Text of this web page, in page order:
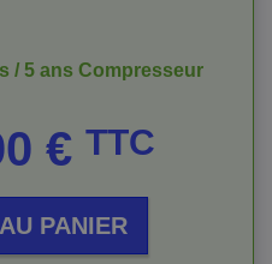
/ 5 ans Compresseur
€ TTC
PANIER